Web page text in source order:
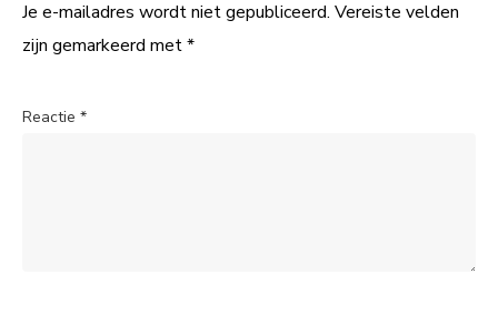
Je e-mailadres wordt niet gepubliceerd. Vereiste velden
zijn gemarkeerd met*
Reactie *